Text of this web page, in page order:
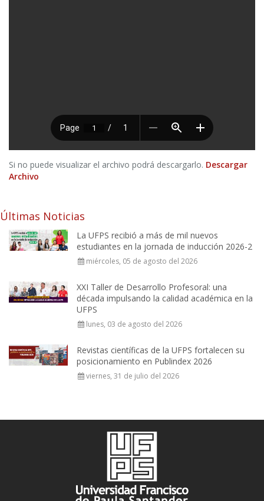
Si no puede visualizar el archivo podrá descargarlo. Descargar
Archivo
Últimas Noticias
La UFPS recibió a más de mil nuevos
estudiantes en la jornada de inducción 2026-2
miércoles, 05 de agosto del 2026
XXI Taller de Desarrollo Profesoral: una
década impulsando la calidad académica en la
UFPS
lunes, 03 de agosto del 2026
Revistas científicas de la UFPS fortalecen su
posicionamiento en Publindex 2026
viernes, 31 de julio del 2026